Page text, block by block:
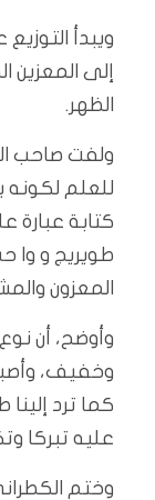
ويبدأ
إلى المعزين
الظهر.
ولفت صاحب
للعلم لكونه
كتابة عبارة
طويريج و وا
المعزون
وأوضح، أن
وخفيف،
كما ترد
عليه تبركا
وختم